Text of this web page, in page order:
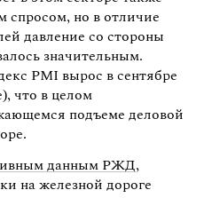
спросом, но в отличие
давление со стороны
значительным.
PMI вырос в сентябре
что в целом
подъеме деловой
данным РЖД,
на железной дороге